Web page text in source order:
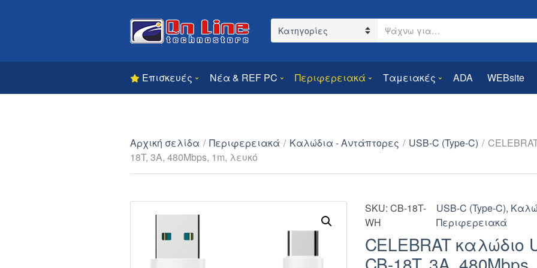
Category name
Search text
Επισκευές Νέα & REF PC Περιφερειακά Ταμειακές ADA WEBsite
Αρχική σελίδα / Περιφερειακά / Καλώδια - Αντάπτορες / USB-C (Type-C) /
18T, 3A, 480Mbps, 1m, λευκό
SKU: CB-18T-
WH
USB-C (Type-C),
Περιφερειακά
CELEBRAT καλώδιο